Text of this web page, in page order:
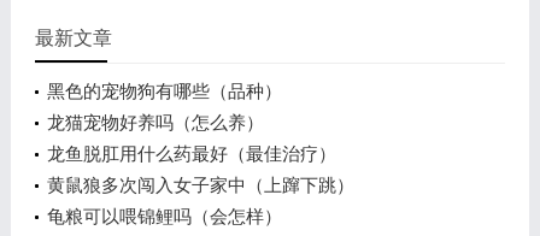
最新文章
黑色的宠物狗有哪些（品种）
龙猫宠物好养吗（怎么养）
龙鱼脱肛用什么药最好（最佳治疗）
黄鼠狼多次闯入女子家中（上蹿下跳）
龟粮可以喂锦鲤吗（会怎样）